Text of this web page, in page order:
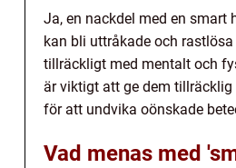
Ja, en nackdel med en smart
kan bli uttråkade och
tillräckligt med mentalt och
är viktigt att ge dem
för att undvika oönskade
Vad menas med